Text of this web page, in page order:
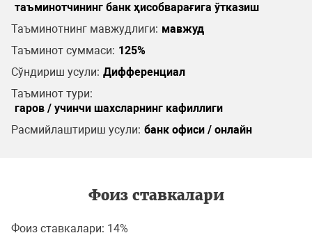
таъминотчининг банк ҳисобварағига ўтказиш
Таъминотнинг мавжудлиги: мавжуд
Таъминот суммаси: 125%
Сўндириш усули: Дифференциал
Таъминот тури:
гаров / учинчи шахсларнинг кафиллиги
Расмийлаштириш усули: банк офиси / онлайн
Фоиз ставкалари
Фоиз ставкалари: 14%